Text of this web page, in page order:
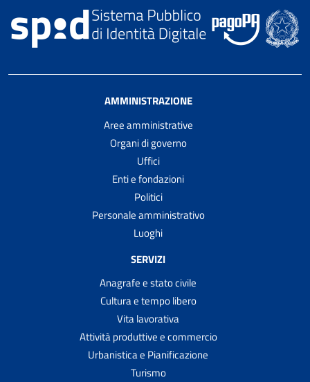
AMMINISTRAZIONE
Aree amministrative
Organi di governo
Uffici
Enti e fondazioni
Politici
Personale amministrativo
Luoghi
SERVIZI
Anagrafe e stato civile
Cultura e tempo libero
Vita lavorativa
Attività produttive e commercio
Urbanistica e Pianificazione
Turismo